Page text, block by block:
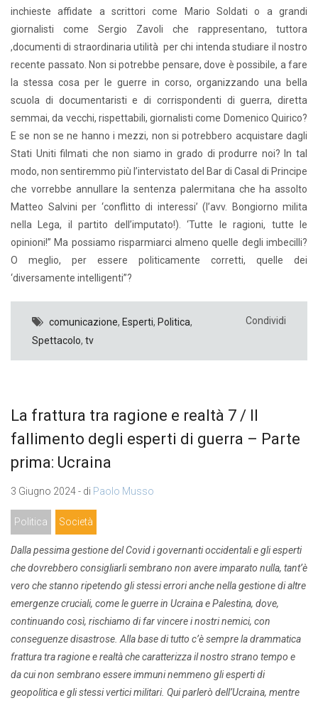
inchieste affidate a scrittori come Mario Soldati o a grandi
giornalisti come Sergio Zavoli che rappresentano, tuttora
,documenti di straordinaria utilità per chi intenda studiare il nostro
recente passato. Non si potrebbe pensare, dove è possibile, a fare
la stessa cosa per le guerre in corso, organizzando una bella
scuola di documentaristi e di corrispondenti di guerra, diretta
semmai, da vecchi, rispettabili, giornalisti come Domenico Quirico?
E se non se ne hanno i mezzi, non si potrebbero acquistare dagli
Stati Uniti filmati che non siamo in grado di produrre noi? In tal
modo, non sentiremmo più l’intervistato del Bar di Casal di Principe
che vorrebbe annullare la sentenza palermitana che ha assolto
Matteo Salvini per ‘conflitto di interessi’ (l’avv. Bongiorno milita
nella Lega, il partito dell’imputato!). ‘Tutte le ragioni, tutte le
opinioni!” Ma possiamo risparmiarci almeno quelle degli imbecilli?
O meglio, per essere politicamente corretti, quelle dei
‘diversamente intelligenti”?
comunicazione, Esperti, Politica,
Spettacolo, tv
Condividi
La frattura tra ragione e realtà 7 / Il
fallimento degli esperti di guerra – Parte
prima: Ucraina
3 Giugno 2024 - di Paolo Musso
Politica Società
Dalla pessima gestione del Covid i governanti occidentali e gli esperti
che dovrebbero consigliarli sembrano non avere imparato nulla, tant’è
vero che stanno ripetendo gli stessi errori anche nella gestione di altre
emergenze cruciali, come le guerre in Ucraina e Palestina, dove,
continuando così, rischiamo di far vincere i nostri nemici, con
conseguenze disastrose. Alla base di tutto c’è sempre la drammatica
frattura tra ragione e realtà che caratterizza il nostro strano tempo e
da cui non sembrano essere immuni nemmeno gli esperti di
geopolitica e gli stessi vertici militari. Qui parlerò dell’Ucraina, mentre